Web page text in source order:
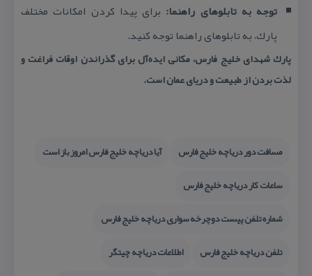
توجه به تابلوهای راهنما: برای پیدا كردن امكانات مختلف
پارك، به تابلوهای راهنما توجه كنید.
پارك شهدای خلیج فارس، مكانی ایده‌آل برای گذراندن اوقات فراغت و
لذت بردن از طبیعت و دریای عمان است.
مسافت دور دریاچه خلیج فارس
آیا دریاچه خلیج فارس امروز باز است
ساعات كار دریاچه خلیج فارس
شماره تلفن پیست دوچرخه سواری دریاچه خلیج فارس
تلفن دریاچه خلیج فارس
اطلاعات دریاچه چیتگر